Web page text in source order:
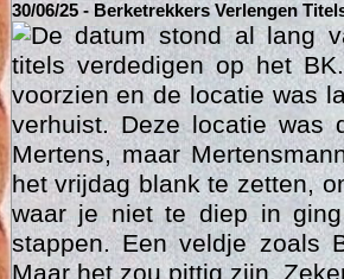
30/06/25 - Berketrekkers Verlengen
De datum stond al lang
titels verdedigen op het
voorzien en de locatie was
verhuist. Deze locatie was
Mertens, maar
het vrijdag blank te zetten,
waar je niet te diep in
stappen. Een veldje zoals
Maar het zou pittig zijn.